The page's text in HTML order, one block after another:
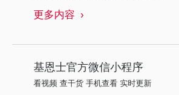
更多内容
基恩士官方微信小程序
看视频 查干货 手机查看 实时更新